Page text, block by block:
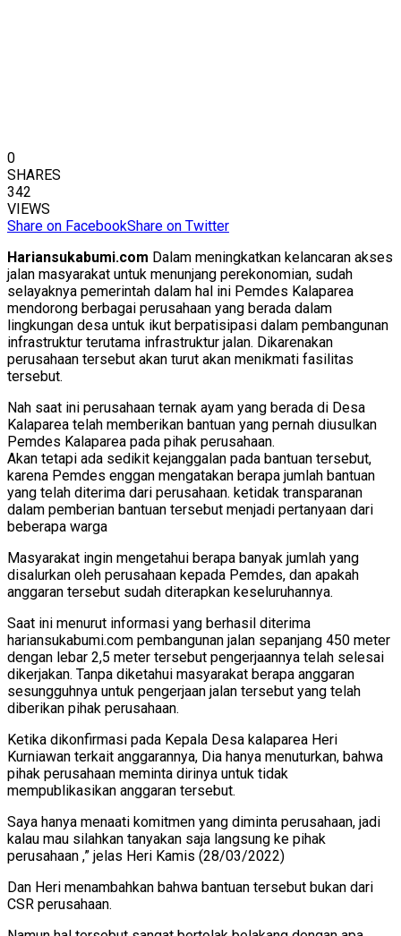
0
SHARES
342
VIEWS
Share on FacebookShare on Twitter
Hariansukabumi.com Dalam meningkatkan kelancaran akses
jalan masyarakat untuk menunjang perekonomian, sudah
selayaknya pemerintah dalam hal ini Pemdes Kalaparea
mendorong berbagai perusahaan yang berada dalam
lingkungan desa untuk ikut berpatisipasi dalam pembangunan
infrastruktur terutama infrastruktur jalan. Dikarenakan
perusahaan tersebut akan turut akan menikmati fasilitas
tersebut.
Nah saat ini perusahaan ternak ayam yang berada di Desa
Kalaparea telah memberikan bantuan yang pernah diusulkan
Pemdes Kalaparea pada pihak perusahaan.
Akan tetapi ada sedikit kejanggalan pada bantuan tersebut,
karena Pemdes enggan mengatakan berapa jumlah bantuan
yang telah diterima dari perusahaan. ketidak transparanan
dalam pemberian bantuan tersebut menjadi pertanyaan dari
beberapa warga
Masyarakat ingin mengetahui berapa banyak jumlah yang
disalurkan oleh perusahaan kepada Pemdes, dan apakah
anggaran tersebut sudah diterapkan keseluruhannya.
Saat ini menurut informasi yang berhasil diterima
hariansukabumi.com pembangunan jalan sepanjang 450 meter
dengan lebar 2,5 meter tersebut pengerjaannya telah selesai
dikerjakan. Tanpa diketahui masyarakat berapa anggaran
sesungguhnya untuk pengerjaan jalan tersebut yang telah
diberikan pihak perusahaan.
Ketika dikonfirmasi pada Kepala Desa kalaparea Heri
Kurniawan terkait anggarannya, Dia hanya menuturkan, bahwa
pihak perusahaan meminta dirinya untuk tidak
mempublikasikan anggaran tersebut.
Saya hanya menaati komitmen yang diminta perusahaan, jadi
kalau mau silahkan tanyakan saja langsung ke pihak
perusahaan ,” jelas Heri Kamis (28/03/2022)
Dan Heri menambahkan bahwa bantuan tersebut bukan dari
CSR perusahaan.